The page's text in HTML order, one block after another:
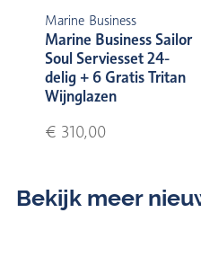
Marine Business
Marine Business Sailor
Soul Serviesset 24-
delig + 6 Gratis Tritan
Wijnglazen
€ 310,00
Bekijk meer